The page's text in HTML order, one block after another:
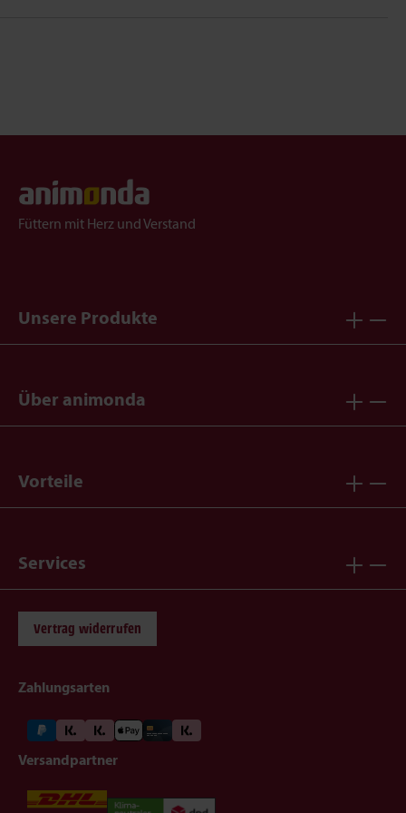
Füttern mit Herz und Verstand
Unsere Produkte
Über animonda
Vorteile
Services
Vertrag widerrufen
Zahlungsarten
Versandpartner